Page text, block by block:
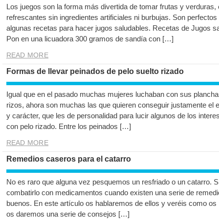
Los juegos son la forma más divertida de tomar frutas y
refrescantes sin ingredientes artificiales ni burbujas. Son
algunas recetas para hacer jugos saludables. Recetas de Jugos
Pon en una licuadora 300 gramos de sandía con […]
READ MORE
Formas de llevar peinados de pelo suelto rizado
Igual que en el pasado muchas mujeres luchaban con sus
rizos, ahora son muchas las que quieren conseguir justamente el
y carácter, que les de personalidad para lucir algunos de los
con pelo rizado. Entre los peinados […]
READ MORE
Remedios caseros para el catarro
No es raro que alguna vez pesquemos un resfriado o un catarro.
combatirlo con medicamentos cuando existen una serie de
buenos. En este artículo os hablaremos de ellos y veréis como
os daremos una serie de consejos […]